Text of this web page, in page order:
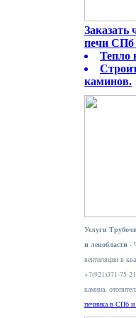
Заказать
печи СПб
Тепло
каминов.
Услуги
и ленобласти -
вентиляции в
+7(921)371-75-
камина,
печника в СПб и